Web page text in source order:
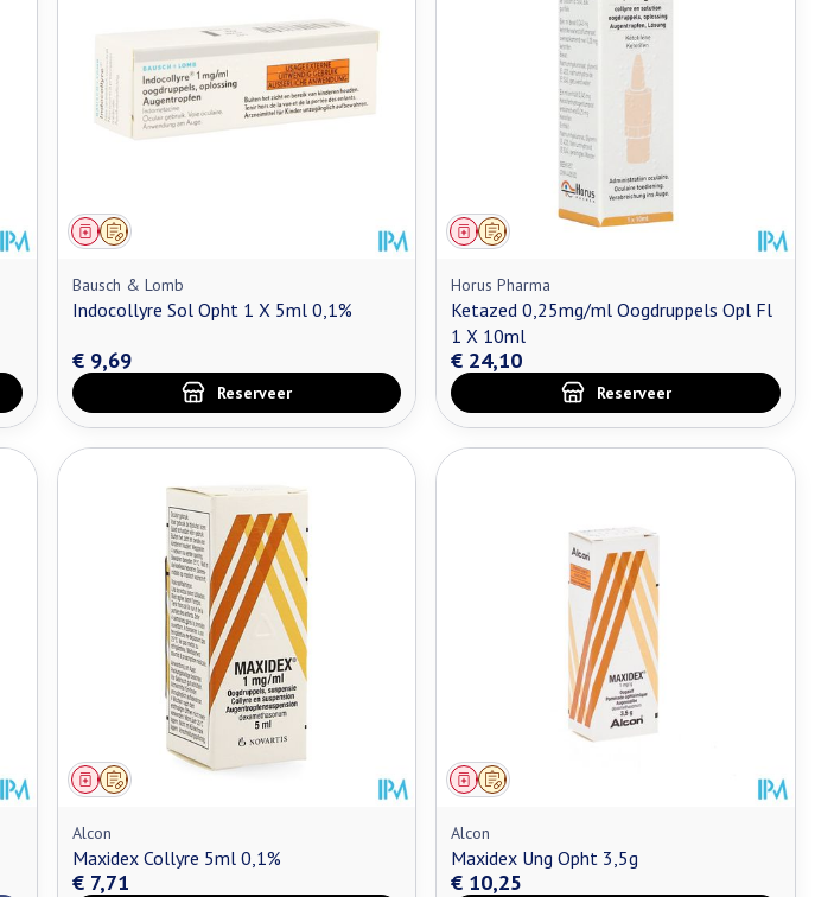
Op voorschrift
Geneesmiddel
Bausch & Lomb
Indocollyre Sol Opht 1 X 5ml 0,1%
€ 9,69
Reserveer
Op voorschrift
Geneesmiddel
Horus Pharma
Ketazed 0,25mg/ml Oogdruppels Opl Fl
1 X 10ml
€ 24,10
Reserveer
Op voorschrift
Geneesmiddel
Alcon
Maxidex Collyre 5ml 0,1%
€ 7,71
Op voorschrift
Geneesmiddel
Alcon
Maxidex Ung Opht 3,5g
€ 10,25